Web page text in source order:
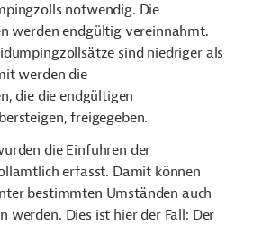
notwendig. Die
werden endgültig vereinnahmt.
sind niedriger als
werden die
die die endgültigen
freigegeben.
die Einfuhren der
erfasst. Damit können
bestimmten Umständen auch
werden. Dies ist hier der Fall: Der